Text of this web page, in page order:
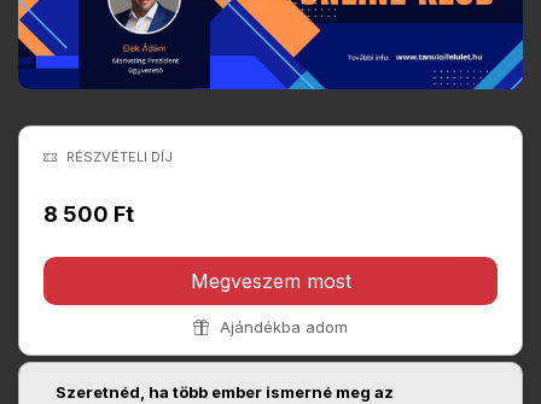
RÉSZVÉTELI DÍJ
8 500 Ft
Megveszem most
Ajándékba adom
Szeretnéd, ha több ember ismerné meg az